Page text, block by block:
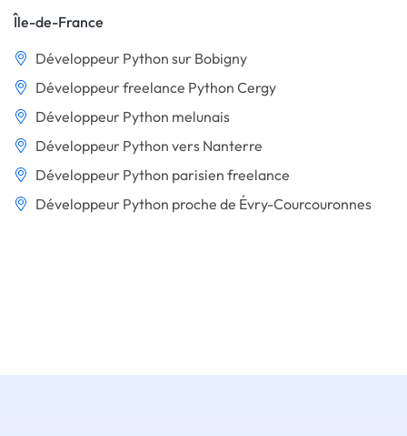
Île-de-France
Développeur Python sur Bobigny
Développeur freelance Python Cergy
Développeur Python melunais
Développeur Python vers Nanterre
Développeur Python parisien freelance
Développeur Python proche de Évry-Courcouronnes